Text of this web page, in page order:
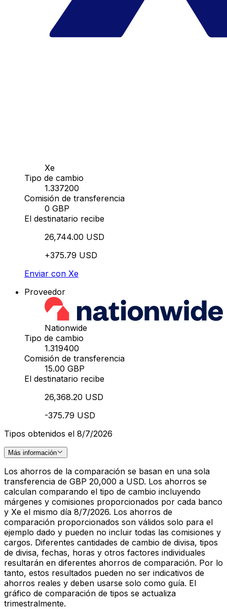
Xe
Tipo de cambio
1.337200
Comisión de transferencia
0 GBP
El destinatario recibe
26,744.00 USD
+375.79 USD
Enviar con Xe
Proveedor
Nationwide
Tipo de cambio
1.319400
Comisión de transferencia
15.00 GBP
El destinatario recibe
26,368.20 USD
-375.79 USD
Tipos obtenidos el 8/7/2026
Más información
Los ahorros de la comparación se basan en una sola
transferencia de GBP 20,000 a USD. Los ahorros se
calculan comparando el tipo de cambio incluyendo
márgenes y comisiones proporcionados por cada banco
y Xe el mismo día 8/7/2026. Los ahorros de
comparación proporcionados son válidos solo para el
ejemplo dado y pueden no incluir todas las comisiones y
cargos. Diferentes cantidades de cambio de divisa, tipos
de divisa, fechas, horas y otros factores individuales
resultarán en diferentes ahorros de comparación. Por lo
tanto, estos resultados pueden no ser indicativos de
ahorros reales y deben usarse solo como guía. El
gráfico de comparación de tipos se actualiza
trimestralmente.